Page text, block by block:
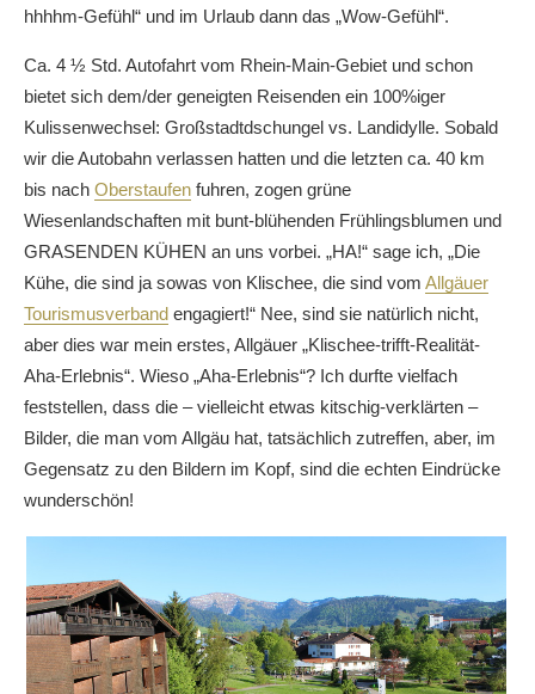
hhhhm-Gefühl“ und im Urlaub dann das „Wow-Gefühl“.
Ca. 4 ½ Std. Autofahrt vom Rhein-Main-Gebiet und schon
bietet sich dem/der geneigten Reisenden ein 100%iger
Kulissenwechsel: Großstadtdschungel vs. Landidylle. Sobald
wir die Autobahn verlassen hatten und die letzten ca. 40 km
bis nach Oberstaufen fuhren, zogen grüne
Wiesenlandschaften mit bunt-blühenden Frühlingsblumen und
GRASENDEN KÜHEN an uns vorbei. „HA!“ sage ich, „Die
Kühe, die sind ja sowas von Klischee, die sind vom Allgäuer
Tourismusverband engagiert!“ Nee, sind sie natürlich nicht,
aber dies war mein erstes, Allgäuer „Klischee-trifft-Realität-
Aha-Erlebnis“. Wieso „Aha-Erlebnis“? Ich durfte vielfach
feststellen, dass die – vielleicht etwas kitschig-verklärten –
Bilder, die man vom Allgäu hat, tatsächlich zutreffen, aber, im
Gegensatz zu den Bildern im Kopf, sind die echten Eindrücke
wunderschön!